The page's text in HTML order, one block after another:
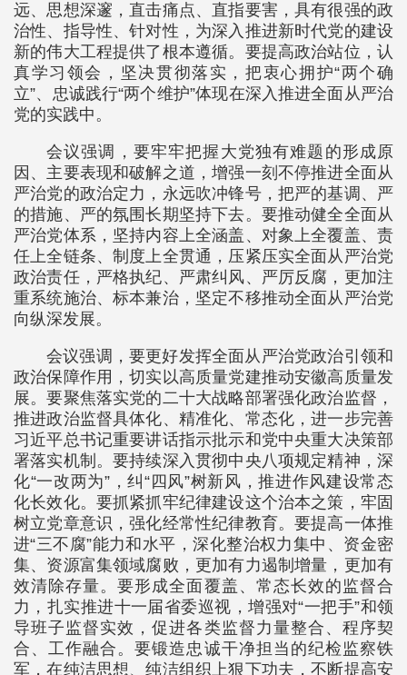
远、思想深邃，直击痛点、直指要害，具有很强的政
治性、指导性、针对性，为深入推进新时代党的建设
新的伟大工程提供了根本遵循。要提高政治站位，认
真学习领会，坚决贯彻落实，把衷心拥护“两个确
立”、忠诚践行“两个维护”体现在深入推进全面从严治
党的实践中。
会议强调，要牢牢把握大党独有难题的形成原
因、主要表现和破解之道，增强一刻不停推进全面从
严治党的政治定力，永远吹冲锋号，把严的基调、严
的措施、严的氛围长期坚持下去。要推动健全全面从
严治党体系，坚持内容上全涵盖、对象上全覆盖、责
任上全链条、制度上全贯通，压紧压实全面从严治党
政治责任，严格执纪、严肃纠风、严厉反腐，更加注
重系统施治、标本兼治，坚定不移推动全面从严治党
向纵深发展。
会议强调，要更好发挥全面从严治党政治引领和
政治保障作用，切实以高质量党建推动安徽高质量发
展。要聚焦落实党的二十大战略部署强化政治监督，
推进政治监督具体化、精准化、常态化，进一步完善
习近平总书记重要讲话指示批示和党中央重大决策部
署落实机制。要持续深入贯彻中央八项规定精神，深
化“一改两为”，纠“四风”树新风，推进作风建设常态
化长效化。要抓紧抓牢纪律建设这个治本之策，牢固
树立党章意识，强化经常性纪律教育。要提高一体推
进“三不腐”能力和水平，深化整治权力集中、资金密
集、资源富集领域腐败，更加有力遏制增量，更加有
效清除存量。要形成全面覆盖、常态长效的监督合
力，扎实推进十一届省委巡视，增强对“一把手”和领
导班子监督实效，促进各类监督力量整合、程序契
合、工作融合。要锻造忠诚干净担当的纪检监察铁
军，在纯洁思想、纯洁组织上狠下功夫，不断提高安